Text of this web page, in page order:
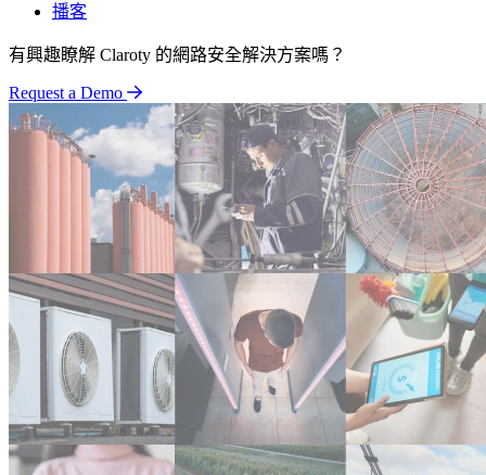
播客
有興趣瞭解 Claroty 的網路安全解決方案嗎？
Request a Demo